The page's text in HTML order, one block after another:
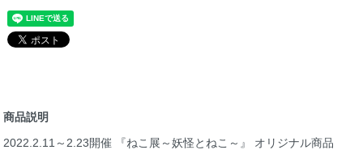
商品説明
2022.2.11～2.23開催 『ねこ展～妖怪とねこ～』 オリジナル商品